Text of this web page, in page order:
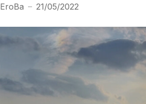
EroBa — 21/05/2022